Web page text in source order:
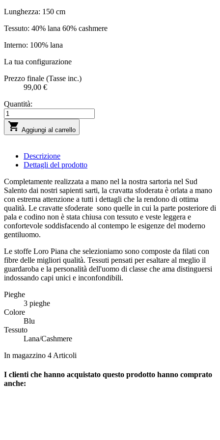
Lunghezza: 150 cm
Tessuto: 40% lana 60% cashmere
Interno: 100% lana
La tua configurazione
Prezzo finale (Tasse inc.)
99,00 €
Quantità:
 Aggiungi al carrello
Descrizione
Dettagli del prodotto
Completamente realizzata a mano nel la nostra sartoria nel Sud
Salento dai nostri sapienti sarti, la cravatta sfoderata è orlata a mano
con estrema attenzione a tutti i dettagli che la rendono di ottima
qualità. Le cravatte sfoderate sono quelle in cui la parte posteriore di
pala e codino non è stata chiusa con tessuto e veste leggera e
confortevole soddisfacendo al contempo le esigenze del moderno
gentiluomo.
Le stoffe Loro Piana che selezioniamo sono composte da filati con
fibre delle migliori qualità. Tessuti pensati per esaltare al meglio il
guardaroba e la personalità dell'uomo di classe che ama distinguersi
indossando capi unici e inconfondibili.
Pieghe
3 pieghe
Colore
Blu
Tessuto
Lana/Cashmere
In magazzino 4 Articoli
I clienti che hanno acquistato questo prodotto hanno comprato
anche: